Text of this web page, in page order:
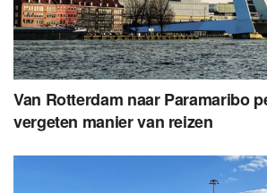
Van Rotterdam naar Paramaribo
vergeten manier van reizen